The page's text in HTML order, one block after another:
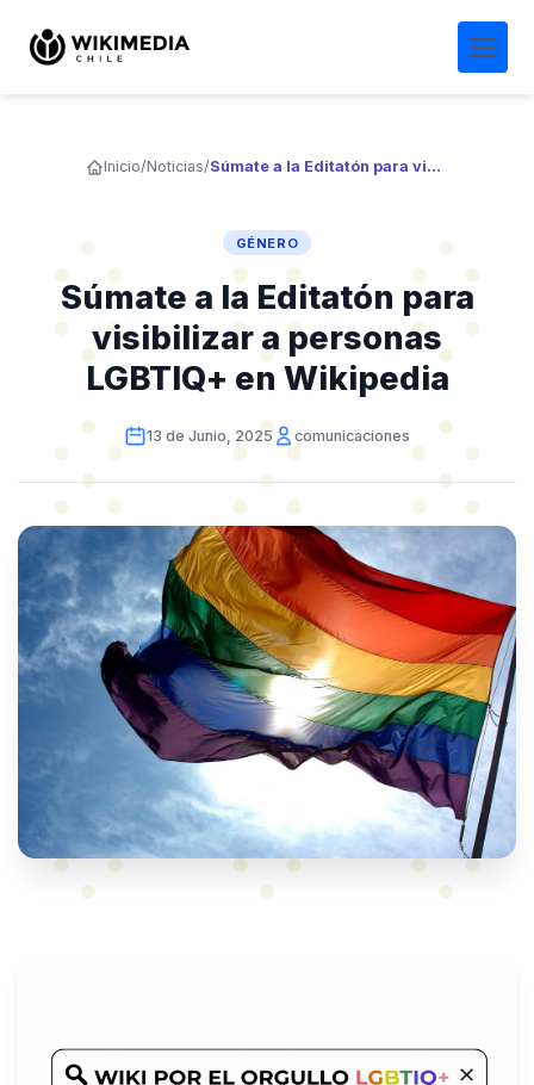
Inicio/Noticias/ Súmate a la Editatón para visibilizar a personas LGBTIQ+ en Wikipedia
GÉNERO
Súmate a la Editatón para
visibilizar a personas
LGBTIQ+ en Wikipedia
13 de Junio, 2025 comunicaciones